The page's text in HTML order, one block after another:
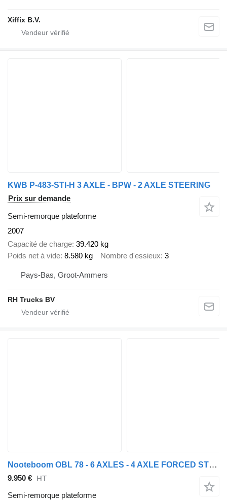
Xiffix B.V.
KWB P-483-STI-H 3 AXLE - BPW - 2 AXLE STEERING
Prix sur demande
Semi-remorque plateforme
2007
Capacité de charge 39.420 kg
Poids net à vide 8.580 kg Nombre d'essieux 3
Pays-Bas, Groot-Ammers
RH Trucks BV
Nooteboom OBL 78 - 6 AXLES - 4 AXLE FORCED STEERING
9.950 € HT
Semi-remorque plateforme